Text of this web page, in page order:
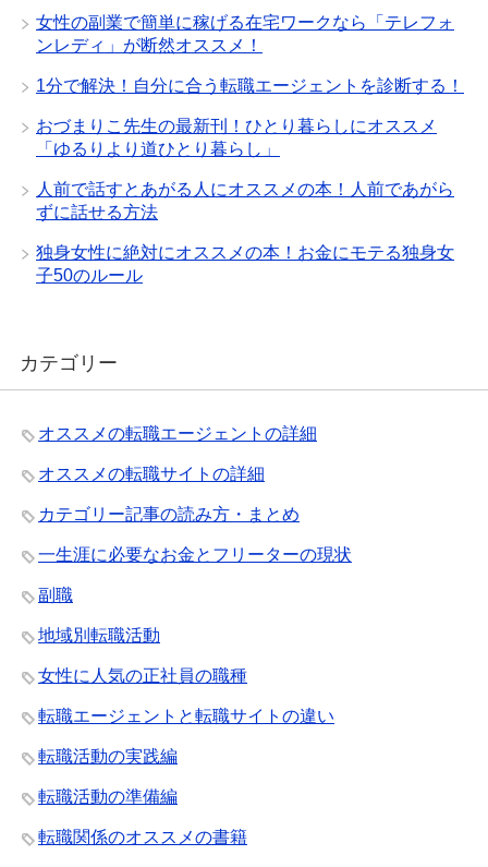
女性の副業で簡単に稼げる在宅ワークなら「テレフォ
ンレディ」が断然オススメ！
1分で解決！自分に合う転職エージェントを診断する！
おづまりこ先生の最新刊！ひとり暮らしにオススメ
「ゆるりより道ひとり暮らし」
人前で話すとあがる人にオススメの本！人前であがら
ずに話せる方法
独身女性に絶対にオススメの本！お金にモテる独身女
子50のルール
カテゴリー
オススメの転職エージェントの詳細
オススメの転職サイトの詳細
カテゴリー記事の読み方・まとめ
一生涯に必要なお金とフリーターの現状
副職
地域別転職活動
女性に人気の正社員の職種
転職エージェントと転職サイトの違い
転職活動の実践編
転職活動の準備編
転職関係のオススメの書籍